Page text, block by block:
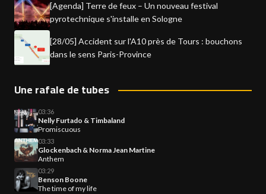
[Agenda] Terre de feux – Un nouveau festival
pyrotechnique s'installe en Sologne
[28/05] Accident sur l'A10 près de Tours : bouchons
dans le sens Paris-Province
Une rafale de tubes
03:36
Nelly Furtado & Timbaland
Promiscuous
03:33
Glockenbach & Norma Jean Martine
Anthem
03:29
Benson Boone
The time of my life